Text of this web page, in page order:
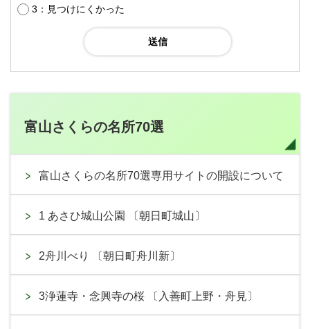
3：見つけにくかった
富山さくらの名所70選
富山さくらの名所70選専用サイトの開設について
1 あさひ城山公園 〔朝日町城山〕
2舟川べり 〔朝日町舟川新〕
3浄蓮寺・念興寺の桜 〔入善町上野・舟見〕